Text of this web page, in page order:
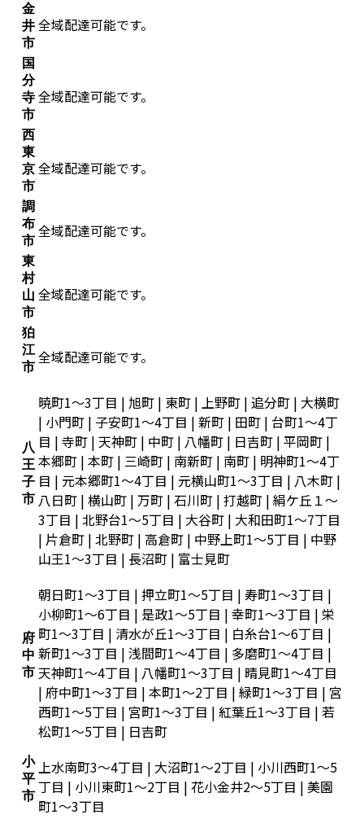
金
井
市
全域配達可能です。
国
分
寺
市
全域配達可能です。
西
東
京
市
全域配達可能です。
調
布
市
全域配達可能です。
東
村
山
市
全域配達可能です。
狛
江
市
全域配達可能です。
八
王
子
市
暁町1～3丁目 | 旭町 | 東町 | 上野町 | 追分町 | 大横町
| 小門町 | 子安町1～4丁目 | 新町 | 田町 | 台町1～4丁
目 | 寺町 | 天神町 | 中町 | 八幡町 | 日吉町 | 平岡町 |
本郷町 | 本町 | 三崎町 | 南新町 | 南町 | 明神町1～4丁
目 | 元本郷町1～4丁目 | 元横山町1～3丁目 | 八木町 |
八日町 | 横山町 | 万町 | 石川町 | 打越町 | 絹ケ丘１～
3丁目 | 北野台1～5丁目 | 大谷町 | 大和田町1～7丁目
| 片倉町 | 北野町 | 高倉町 | 中野上町1～5丁目 | 中野
山王1～3丁目 | 長沼町 | 富士見町
府
中
市
朝日町1～3丁目 | 押立町1～5丁目 | 寿町1～3丁目 |
小柳町1～6丁目 | 是政1～5丁目 | 幸町1～3丁目 | 栄
町1～3丁目 | 清水が丘1～3丁目 | 白糸台1～6丁目 |
新町1～3丁目 | 浅間町1～4丁目 | 多磨町1～4丁目 |
天神町1～4丁目 | 八幡町1～3丁目 | 晴見町1～4丁目
| 府中町1～3丁目 | 本町1～2丁目 | 緑町1～3丁目 | 宮
西町1～5丁目 | 宮町1～3丁目 | 紅葉丘1～3丁目 | 若
松町1～5丁目 | 日吉町
小
平
市
上水南町3～4丁目 | 大沼町1～2丁目 | 小川西町1～5
丁目 | 小川東町1～2丁目 | 花小金井2～5丁目 | 美園
町1～3丁目